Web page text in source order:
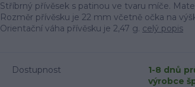
Stříbrný přívěsek s patinou ve tvaru míče.
Rozměr přívěsku je 22 mm včetně očka na
Orientační váha přívěsku je 2,47 g. celý popis
Dostupnost
1-8 dnů
výrobce